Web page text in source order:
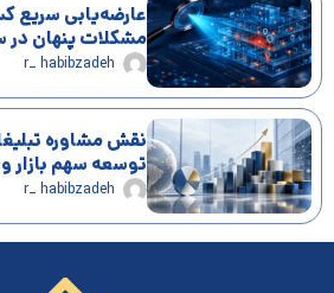
عارضه‌یابی
مشکلات پنهان در
r_ habibzadeh
نقش مشاوره
توسعه سهم بازار
r_ habibzadeh